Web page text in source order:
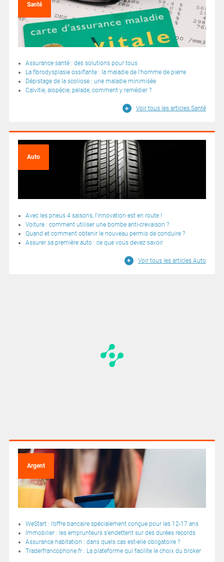
Santé
Assurance santé : des solutions pour tous
La fibrodysplasie ossifiante : la maladie de l'homme de pierre
Dépistage de la scoliose : une maladie minimisée
Calvitie, alopécie, pelade, comment y remédier ?
Voir tous les articles Santé
Auto
Avec les pneus 4 saisons, l'innovation est en route !
Voiture : comment utiliser une bombe anti-crevaison ?
Quand et comment obtenir le nouveau permis de conduire ?
Assurer sa première auto : ce que vous devez savoir
Voir tous les articles Auto
Argent
WeStart : l’offre bancaire spécialement conçue pour les 12-17 ans
Immobilier : les emprunteurs s’endettent sur des durées records
Assurance habitation : dans quels cas est-elle obligatoire ?
Traderfrancophone.fr : La plateforme qui facilite le choix du broker